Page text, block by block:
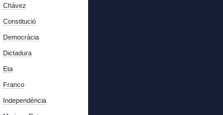
Chávez
Constitució
Democràcia
Dictadura
Eta
Franco
Independència